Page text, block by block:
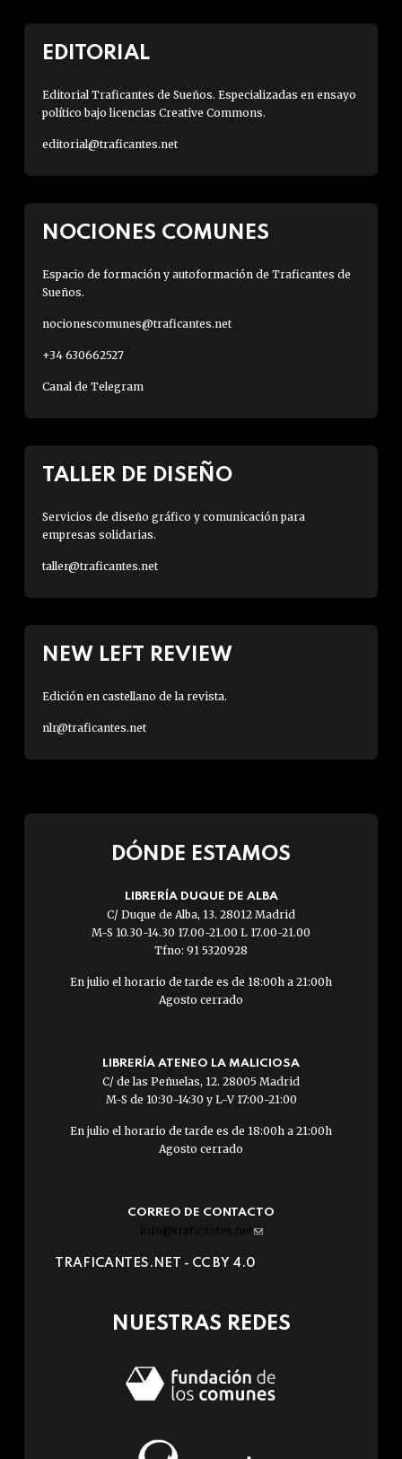
EDITORIAL
Editorial Traficantes de Sueños. Especializadas en ensayo
político bajo licencias Creative Commons.
editorial@traficantes.net
NOCIONES COMUNES
Espacio de formación y autoformación de Traficantes de
Sueños.
nocionescomunes@traficantes.net
+34 630662527
Canal de Telegram
TALLER DE DISEÑO
Servicios de diseño gráfico y comunicación para
empresas solidarias.
taller@traficantes.net
NEW LEFT REVIEW
Edición en castellano de la revista.
nlr@traficantes.net
DÓNDE ESTAMOS
LIBRERÍA DUQUE DE ALBA
C/ Duque de Alba, 13. 28012 Madrid
M-S 10.30-14.30 17.00-21.00 L 17.00-21.00
Tfno: 91 5320928
En julio el horario de tarde es de 18:00h a 21:00h
Agosto cerrado
LIBRERÍA ATENEO LA MALICIOSA
C/ de las Peñuelas, 12. 28005 Madrid
M-S de 10:30-14:30 y L-V 17:00-21:00
En julio el horario de tarde es de 18:00h a 21:00h
Agosto cerrado
CORREO DE CONTACTO
info@traficantes.net (link
e-
TRAFICANTES.NET - CC BY 4.0
NUESTRAS REDES